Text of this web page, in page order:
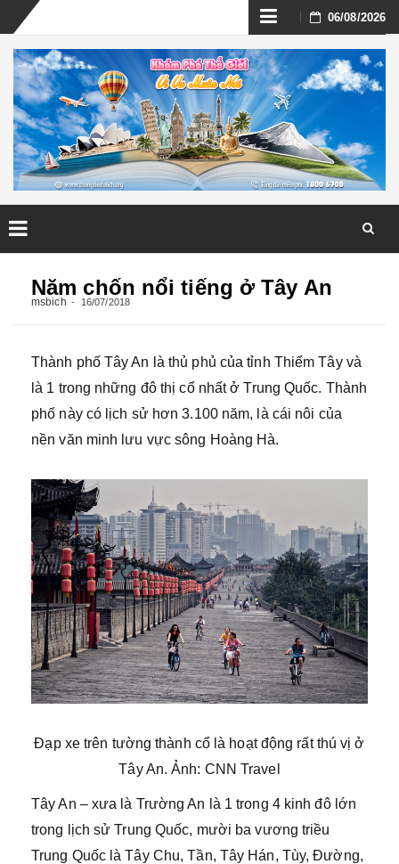
Skip
to
content
06/08/2026
content
Năm chốn nổi tiếng ở Tây An
msbich 16/07/2018
Thành phố Tây An là thủ phủ của tỉnh Thiểm Tây và
là 1 trong những đô thị cổ nhất ở Trung Quốc. Thành
phố này có lịch sử hơn 3.100 năm, là cái nôi của
nền văn minh lưu vực sông Hoàng Hà.
Đạp xe trên tường thành cổ là hoạt động rất thú vị ở
Tây An. Ảnh: CNN Travel
Tây An – xưa là Trường An là 1 trong 4 kinh đô lớn
trong lịch sử Trung Quốc, mười ba vương triều
Trung Quốc là Tây Chu, Tần, Tây Hán, Tùy, Đường,